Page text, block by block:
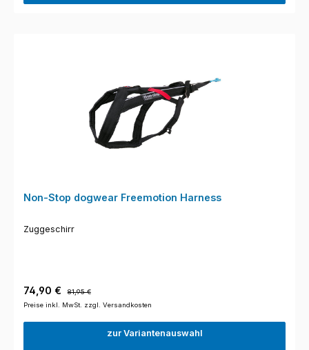
Non-Stop dogwear Freemotion Harness
Zuggeschirr
Verkaufspreis:
74,90 €
81,95 €
Preise inkl. MwSt. zzgl. Versandkosten
zur Variantenauswahl